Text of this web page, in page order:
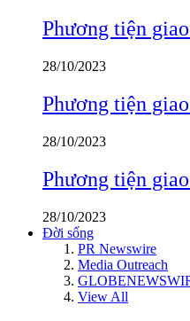
Phương tiện
28/10/2023
Phương tiện
28/10/2023
Phương tiện
28/10/2023
Đời sống
PR Newswire
Media Outreach
View All